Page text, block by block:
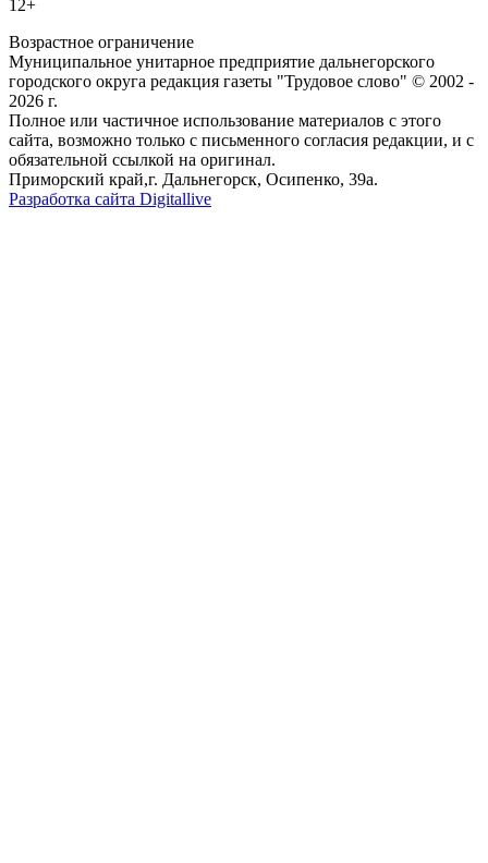
12+
Возрастное ограничение
Муниципальное унитарное предприятие дальнегорского
городского округа редакция газеты "Трудовое слово" © 2002 -
2026 г.
Полное или частичное использование материалов с этого
сайта, возможно только с письменного согласия редакции, и с
обязательной ссылкой на оригинал.
Приморский край,г. Дальнегорск, Осипенко, 39а.
Разработка сайта Digitallive